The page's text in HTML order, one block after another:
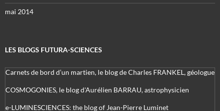
mai 2014
LES BLOGS FUTURA-SCIENCES
Carnets de bord d’un martien, le blog de Charles FRANKEL, géologue
COSMOGONIES, le blog d'Aurélien BARRAU, astrophysicien
e-LUMINESCIENCES: the blog of Jean-Pierre Luminet